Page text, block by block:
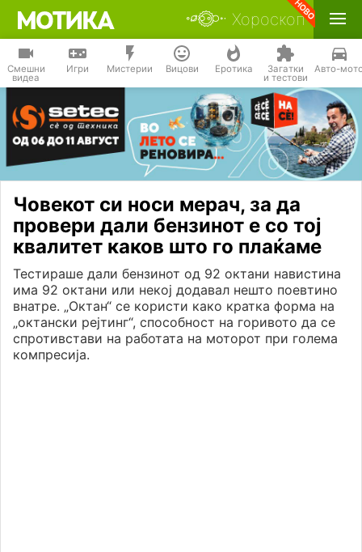
Хороскоп
Смешни
видеа
Игри Мистерии Вицови Еротика Загатки
и тестови
Авто-
Човекот си носи мерач, за да
провери дали бензинот е со тој
квалитет каков што го плаќаме
Тестираше дали бензинот од 92 октани навистина
има 92 октани или некој додавал нешто поевтино
внатре. „Октан“ се користи како кратка форма на
„октански рејтинг“, способност на горивото да се
спротивстави на работата на моторот при голема
компресија.